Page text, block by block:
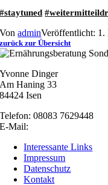
#staytuned
VonadminVeröffentlicht: 1.
zurück zur Übersicht
Yvonne Dinger
Am Haning 33
84424 Isen
Telefon: 08083 7629448
E-Mail:
Interessante Links
Impressum
Datenschutz
Kontakt